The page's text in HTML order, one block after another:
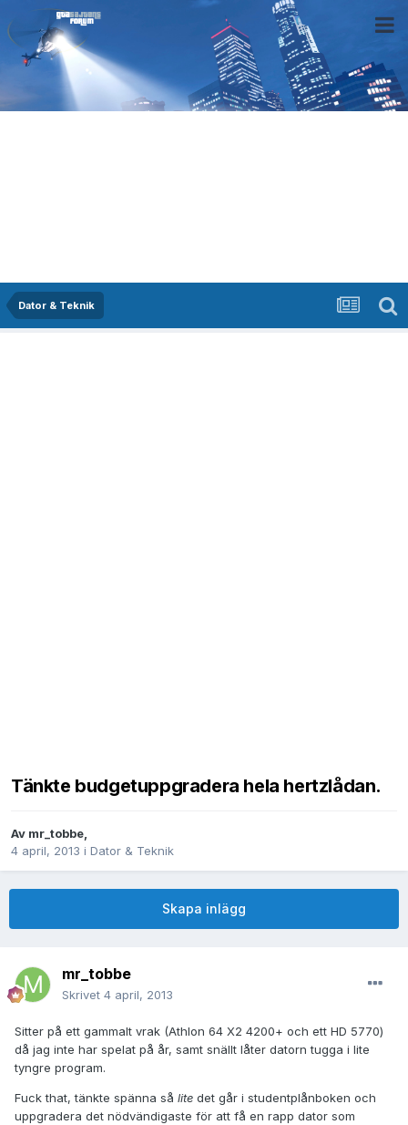
Dator & Teknik
Tänkte budgetuppgradera hela hertzlådan.
Av mr_tobbe,
4 april, 2013 i Dator & Teknik
Skapa inlägg
mr_tobbe
Skrivet 4 april, 2013
Sitter på ett gammalt vrak (Athlon 64 X2 4200+ och ett HD 5770)
då jag inte har spelat på år, samt snällt låter datorn tugga i lite
tyngre program.
Fuck that, tänkte spänna så lite det går i studentplånboken och
uppgradera det nödvändigaste för att få en rapp dator som